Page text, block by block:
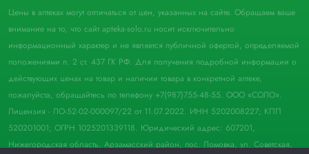
Цены в аптеках могут отличаться от цен, указанных на сайте. Обращаем ваше
внимание на то, что сайт apteka-solo.ru носит исключительно
информационный характер и не является публичной офертой, определяемой
положениями п. 2 ст. 437 ГК РФ. Для получения подробной информации о
действующих ценах на товар и наличии товара в конкретной аптеке,
пожалуйста, обращайтесь по телефону +7(987)755-48-55. ООО «СОЛО».
Лицензия - ЛО-52-02-000097/22 от 11.07.2022. ИНН 5202008227; КПП
520201001; ОГРН 1025201339118. Юридический адрес: 607201,
Нижегородская область, Арзамасский район, пос. Ломовка, ул. Советская,